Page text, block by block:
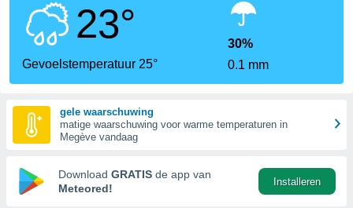
verstrekte
hoge
hebt de
voor
op basis
23°
Gevoelstemperatuur 25°
30%
0.1 mm
gele waarschuwing
matige waarschuwing voor warme temperaturen in
Megève vandaag
Download GRATIS de app van
Meteored!
Installeren